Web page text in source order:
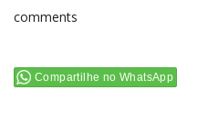
comments
Compartilhe no WhatsApp